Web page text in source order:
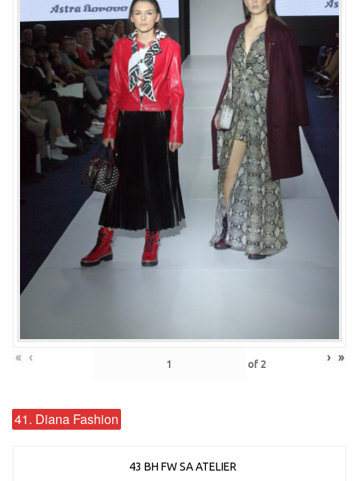
« ‹ of 2 › »
41. Diana Fashion
43 BH FW SA ATELIER